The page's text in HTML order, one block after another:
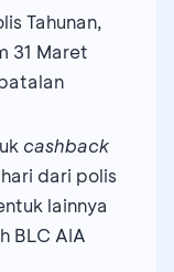
MILA
MVP
dengan
PHS
Saver
Tahunan,
31 Maret
cashback
dari polis
lainnya
BLC AIA